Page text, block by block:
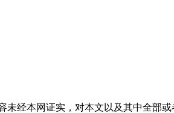
经本网证实，对本文以及其中全部